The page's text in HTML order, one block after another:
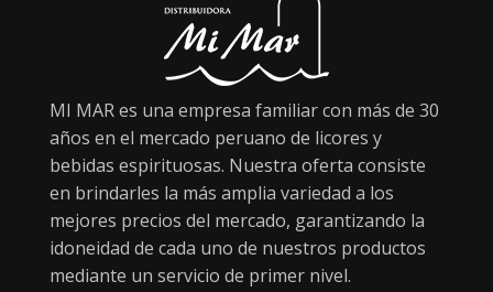
MI MAR es una empresa familiar con más de 30
años en el mercado peruano de licores y
bebidas espirituosas. Nuestra oferta consiste
en brindarles la más amplia variedad a los
mejores precios del mercado, garantizando la
idoneidad de cada uno de nuestros productos
mediante un servicio de primer nivel.